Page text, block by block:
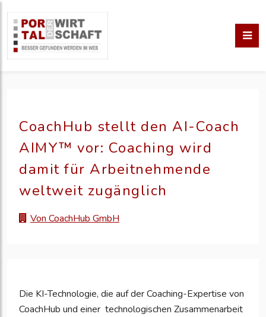
CoachHub stellt den AI-Coach
AIMY™ vor: Coaching wird
damit für Arbeitnehmende
weltweit zugänglich
Von CoachHub GmbH
Die KI-Technologie, die auf der Coaching-Expertise von
CoachHub und einer technologischen Zusammenarbeit